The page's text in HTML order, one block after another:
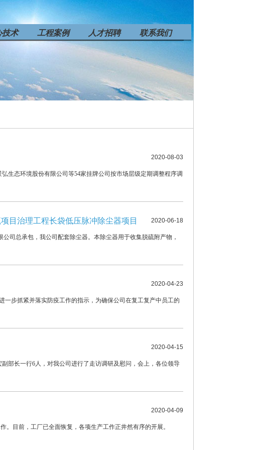
技术 工程案例 人才招聘 联系我们
2020-08-03
态环境股份有限公司等54家挂牌公司按市场层级定期调整程序调
目治理工程长袋低压脉冲除尘器项目 2020-06-18
司总承包，我公司配套除尘器。本除尘器用于收集脱硫附产物，
2020-04-23
步抓紧并落实防疫工作的指示，为确保公司在复工复产中员工的
2020-04-15
部长一行6人，对我公司进行了走访调研及慰问，会上，各位领导
2020-04-09
前，工厂已全面恢复，各项生产工作正井然有序的开展。